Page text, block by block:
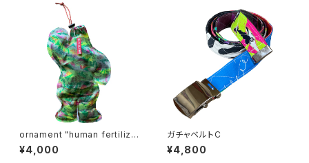
ornament "human fertilize
r"
¥4,000
ガチャベルトC
¥4,800